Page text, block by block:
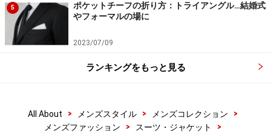
5
ポケットチーフの折り方：トライアングル…結婚式
やフォーマルの場に
2023/07/09
ランキングをもっと見る
All About > メンズスタイル > メンズコレクション
>
メンズファッション
> スーツ・ジャケット >